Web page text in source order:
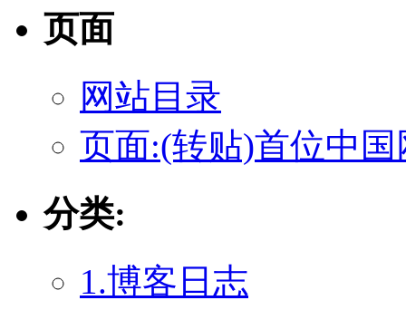
页面
网站目录
页面:(转贴)首位中
分类:
1.博客日志